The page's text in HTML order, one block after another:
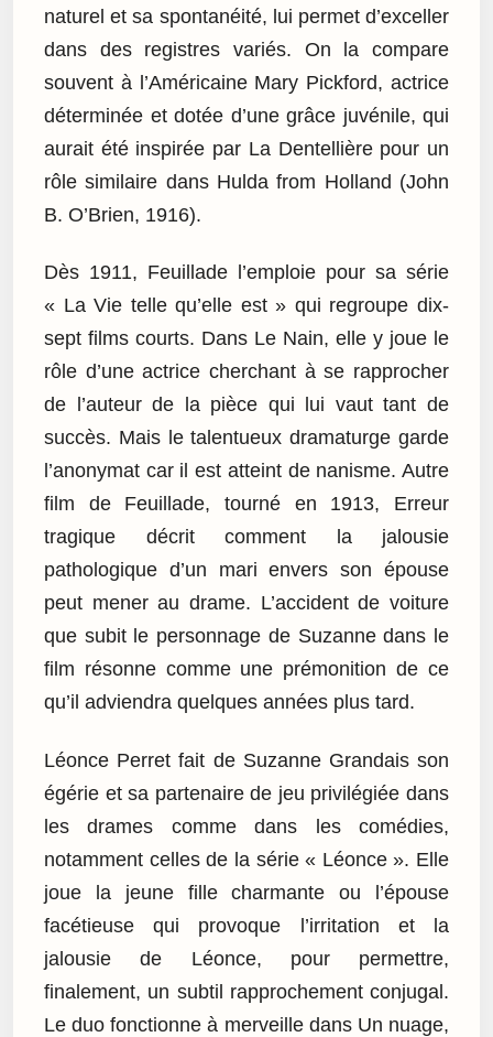
naturel et sa spontanéité, lui permet d’exceller
dans des registres variés. On la compare
souvent à l’Américaine Mary Pickford, actrice
déterminée et dotée d’une grâce juvénile, qui
aurait été inspirée par La Dentellière pour un
rôle similaire dans Hulda from Holland (John
B. O’Brien, 1916).
Dès 1911, Feuillade l’emploie pour sa série
« La Vie telle qu’elle est » qui regroupe dix-
sept films courts. Dans Le Nain, elle y joue le
rôle d’une actrice cherchant à se rapprocher
de l’auteur de la pièce qui lui vaut tant de
succès. Mais le talentueux dramaturge garde
l’anonymat car il est atteint de nanisme. Autre
film de Feuillade, tourné en 1913, Erreur
tragique décrit comment la jalousie
pathologique d’un mari envers son épouse
peut mener au drame. L’accident de voiture
que subit le personnage de Suzanne dans le
film résonne comme une prémonition de ce
qu’il adviendra quelques années plus tard.
Léonce Perret fait de Suzanne Grandais son
égérie et sa partenaire de jeu privilégiée dans
les drames comme dans les comédies,
notamment celles de la série « Léonce ». Elle
joue la jeune fille charmante ou l’épouse
facétieuse qui provoque l’irritation et la
jalousie de Léonce, pour permettre,
finalement, un subtil rapprochement conjugal.
Le duo fonctionne à merveille dans Un nuage,